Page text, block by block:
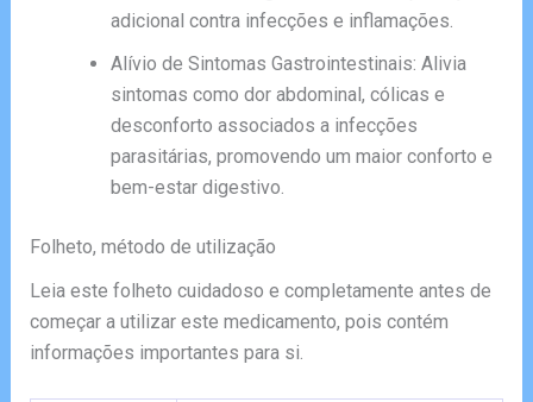
adicional contra infecções e inflamações.
Alívio de Sintomas Gastrointestinais: Alivia
sintomas como dor abdominal, cólicas e
desconforto associados a infecções
parasitárias, promovendo um maior conforto e
bem-estar digestivo.
Folheto, método de utilização
Leia este folheto cuidadoso e completamente antes de
começar a utilizar este medicamento, pois contém
informações importantes para si.